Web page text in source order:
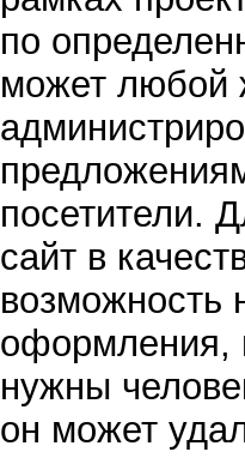
по
может любой
посетители.
сайт в
возможность
оформления,
нужны
он может